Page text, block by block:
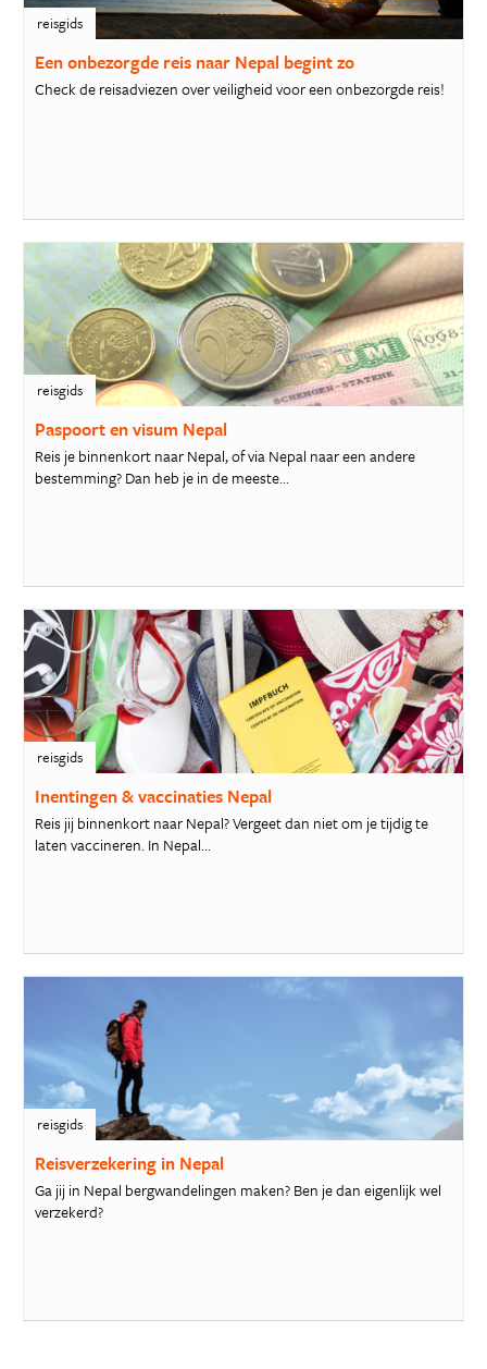
reisgids
Een onbezorgde reis naar Nepal begint zo
Check de reisadviezen over veiligheid voor een onbezorgde reis!
reisgids
Paspoort en visum Nepal
Reis je binnenkort naar Nepal, of via Nepal naar een andere
bestemming? Dan heb je in de meeste...
reisgids
Inentingen & vaccinaties Nepal
Reis jij binnenkort naar Nepal? Vergeet dan niet om je tijdig te
laten vaccineren. In Nepal...
reisgids
Reisverzekering in Nepal
Ga jij in Nepal bergwandelingen maken? Ben je dan eigenlijk wel
verzekerd?